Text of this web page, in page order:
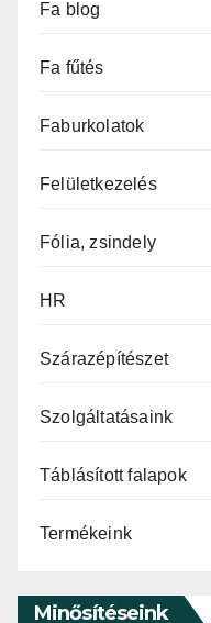
Fa blog
Fa fűtés
Faburkolatok
Felületkezelés
Fólia, zsindely
HR
Szárazépítészet
Szolgáltatásaink
Táblásított falapok
Termékeink
Minősítéseink